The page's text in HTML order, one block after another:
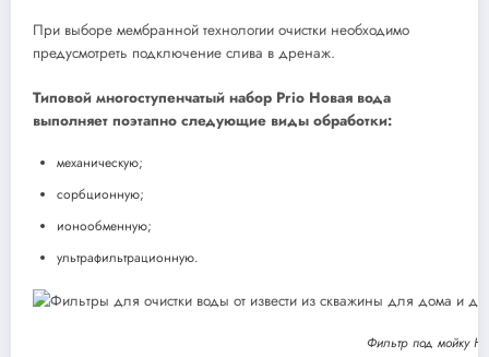
При выборе мембранной технологии очистки необходимо
предусмотреть подключение слива в дренаж.
Типовой многоступенчатый набор Prio Новая вода
выполняет поэтапно следующие виды обработки:
механическую;
сорбционную;
ионообменную;
ультрафильтрационную.
Фильтр под мойку